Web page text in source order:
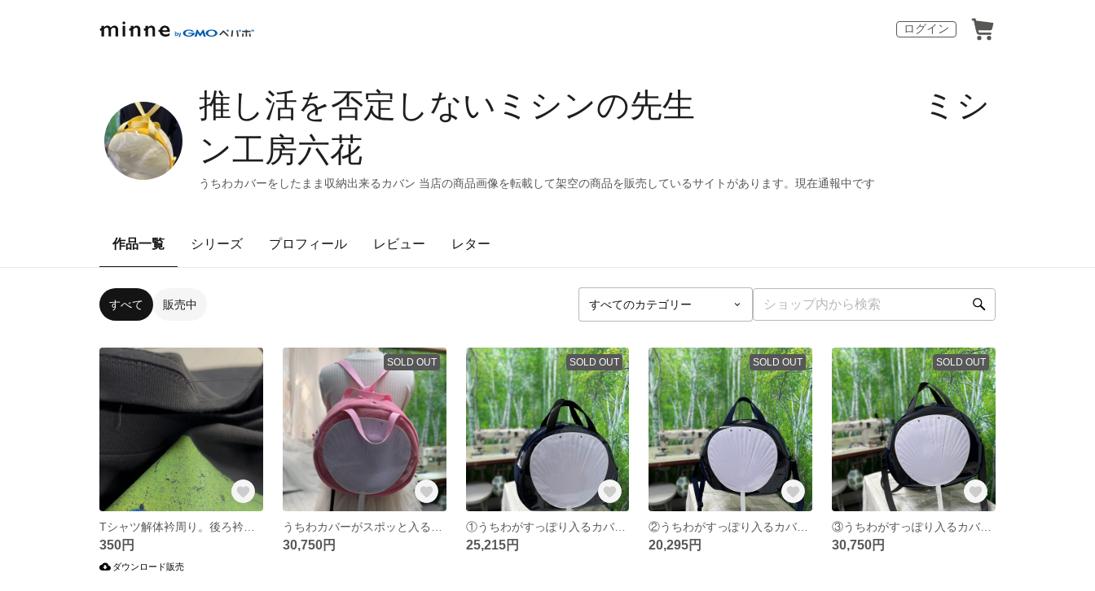
ログイン
推し活を否定しないミシンの先生 ミシ
ン工房六花
うちわカバーをしたまま収納出来るカバン 当店の商品画像を転載して架空の商品を販売しているサイトがあります。現在通報中です
作品一覧 シリーズ プロフィール レビュー レター
すべて 販売中
350円
ダウンロード販売
SOLD OUT
30,750円
SOLD OUT
①うちわがすっぽり入るカバン 楕円 生地ネイビー リュック型 着脱タイプ 持ち手35ブラック ファスナー黒白 スナップボタンネイビー
25,215円
SOLD OUT
②うちわがすっぽり入るカバン 楕円 生地ネイビー ショルダー型 持ち手35 ネイビー ファスナーネイビー スナップグレー 金具BLACKニッケル
20,295円
SOLD OUT
③うちわがすっぽり入るカバン 楕円 3way 生地ネイビー リュック着脱可 ショルダー 持ち手35グレー ファスナーグレー&ネイビー スナップボタンGV
30,750円